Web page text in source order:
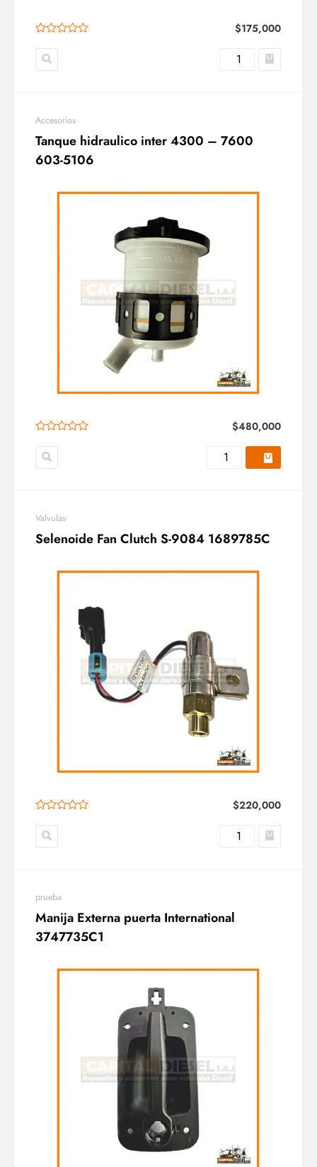
$175,000
Accesorios
Tanque hidraulico inter 4300 – 7600
603-5106
$480,000
Valvulas
Selenoide Fan Clutch S-9084 1689785C
$220,000
prueba
Manija Externa puerta International
3747735C1